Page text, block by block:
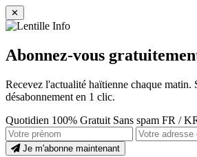
✕
Abonnez-vous
Recevez l'actualité haïtienne chaque matin.
désabonnement en 1 clic.
Quotidien 100% Gratuit Sans spam FR /
Je m'abonne maintenant